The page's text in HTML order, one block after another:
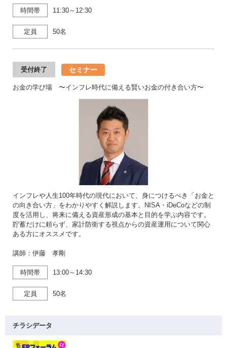
時間帯 11:30～12:30
定員 50名
受付終了 セミナー
お金の学び場 〜インフレ時代に備える賢いお金の付き合い方〜
インフレや人生100年時代の現代において、身につけるべき「お金と
の向き合い方」をわかりやすく解説します。NISA・iDeCoなどの制
度を活用し、将来に備える資産形成の基本と目的を学ぶ内容です。
貯蓄だけに頼らず、家計防衛する視点からの資産運用について関心
ある方にオススメです。
講師：伊藤 孝剛
時間帯 13:00～14:30
定員 50名
チラシデータ